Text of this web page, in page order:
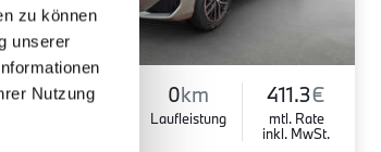
zu können
unserer
Nutzung
Benzin 0km
Laufleistung
411.3€
mtl. Rate
inkl. MwSt.